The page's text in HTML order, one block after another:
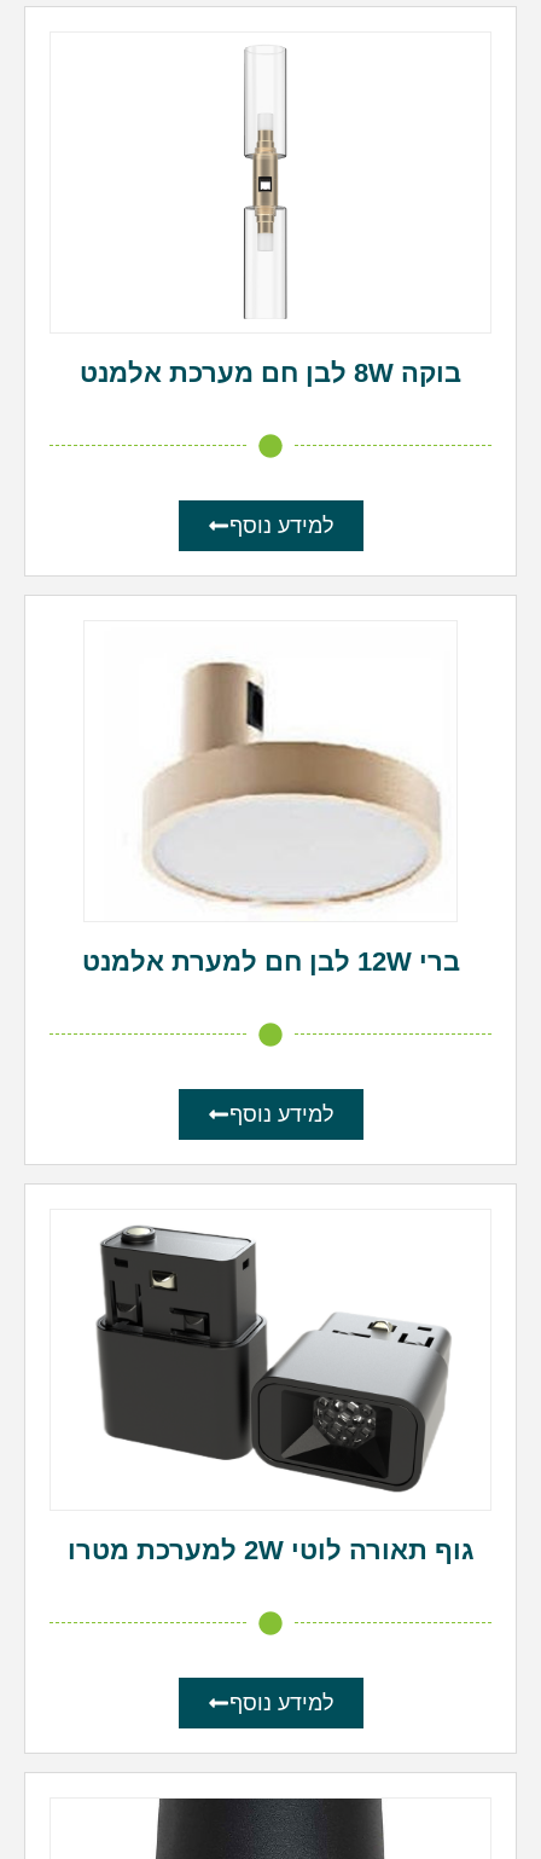
בוקה 8W לבן חם מערכת אלמנט
למידע נוסף
ברי 12W לבן חם למערת אלמנט
למידע נוסף
גוף תאורה לוטי 2W למערכת מטרו
למידע נוסף